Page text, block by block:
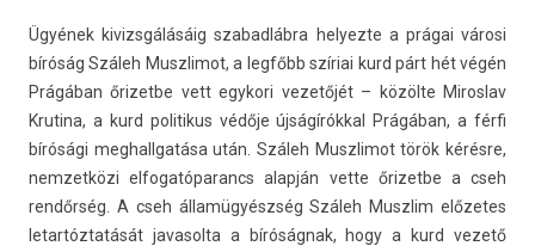
Ügyének kivizsgálásáig szabad­lábra helyez­te a prágai városi
bíróság Száleh Muszlimot, a legfőbb szíriai kurd párt hét végén
Prágában őrizet­be vett egykori vezetőjét – közölte Miros­lav
Krutina, a kurd politikus védője újságírókkal Prágában, a férfi
bírósági meg­hallgatása után. Száleh Muszlimot török kérésre,
nem­zetközi el­fogatóparancs alapján vette őrizet­be a cseh
rendőrség. A cseh államügyészség Száleh Muszlim előzetes
letar­tóztatását javasol­ta a bíróságnak, hogy a kurd vezető